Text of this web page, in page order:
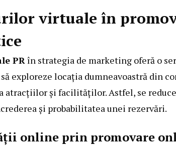
virtuale în
PR în strategia de marketing oferă o
exploreze locația dumneavoastră din
atracțiilor și facilităților. Astfel, se
și probabilitatea unei rezervări.
online prin promovare